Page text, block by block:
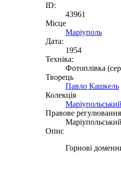
ID:
43961
Місце
Маріуполь
Дата:
1954
Техніка:
Фотоплівка
Творець
Павло Кашкель
Колекція
Правове регулювання
Опис
Горнові